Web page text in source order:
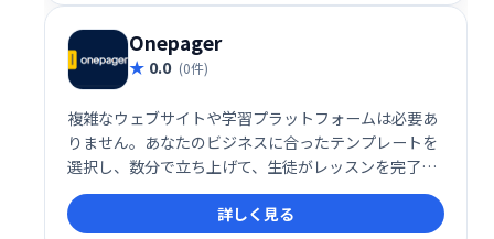
Onepager
0.0 (0件)
複雑なウェブサイトや学習プラットフォームは必要あ
りません。あなたのビジネスに合ったテンプレートを
選択し、数分で立ち上げて、生徒がレッスンを完了
し、より良い結果を得て、学習体験を愛するのを手伝
ってください。
詳しく見る